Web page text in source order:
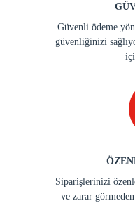
Güvenli ödeme
güvenliğinizi
Siparişlerinizi
ve zarar görmeden